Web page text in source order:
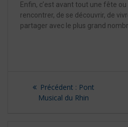
Enfin, c’est avant tout une fête ou
rencontrer, de se découvrir, de
partager avec le plus grand
Précédent : Pont
Musical du Rhin